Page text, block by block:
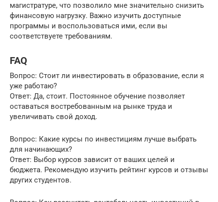
магистратуре, что позволило мне значительно снизить
финансовую нагрузку. Важно изучить доступные
программы и воспользоваться ими, если вы
соответствуете требованиям.
FAQ
Вопрос: Стоит ли инвестировать в образование, если я
уже работаю?
Ответ: Да, стоит. Постоянное обучение позволяет
оставаться востребованным на рынке труда и
увеличивать свой доход.
Вопрос: Какие курсы по инвестициям лучше выбрать
для начинающих?
Ответ: Выбор курсов зависит от ваших целей и
бюджета. Рекомендую изучить рейтинг курсов и отзывы
других студентов.